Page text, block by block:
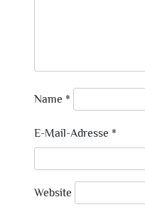
Name *
E-Mail-Adresse *
Website